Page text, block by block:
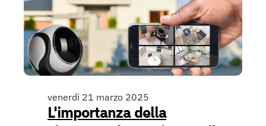
venerdì 21 marzo 2025
L'importanza della